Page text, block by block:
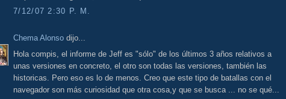
7/12/07 2:30 P. M.
Chema Alonso dijo...
Hola compis, el informe de Jeff es "sólo" de los últimos 3 años relativos a
unas versiones en concreto, el otro son todas las versiones, también las
historicas. Pero eso es lo de menos. Creo que este tipo de batallas con el
navegador son más curiosidad que otra cosa,y que se busca ... no se qué...